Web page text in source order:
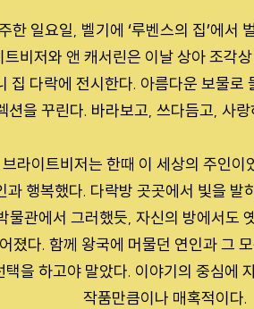
일요일, 벨기에 ‘루벤스의 집’에서
비저와 앤 캐서린은 이날 상아 조각상
집 다락에 전시한다. 아름다운 보물로
션을 꾸린다. 바라보고, 쓰다듬고, 사
라이트비저는 한때 이 세상의 주인
과 행복했다. 다락방 곳곳에서 빛을 발
물관에서 그러했듯, 자신의 방에서도
졌다. 함께 왕국에 머물던 연인과 그
을 하고야 말았다. 이야기의 중심에
작품만큼이나 매혹적이다.